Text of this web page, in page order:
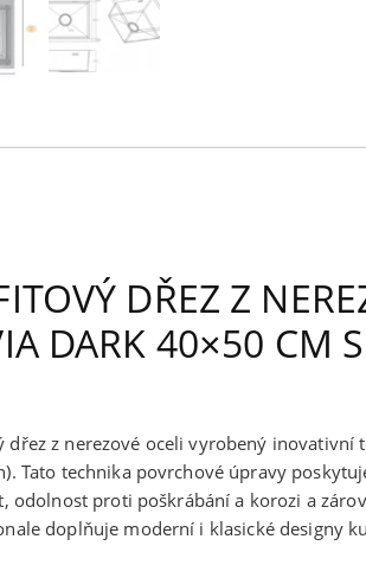
DŘEZ Z
DARK 40×50 CM
dřez z nerezové oceli vyrobený inovativní
Tato technika povrchové úpravy
odolnost proti poškrábání a korozi a
doplňuje moderní i klasické designy